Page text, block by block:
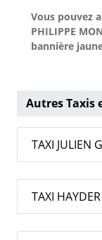
Vous pouvez
PHILIPPE
bannière
Autres Taxis
TAXI JULIEN
TAXI